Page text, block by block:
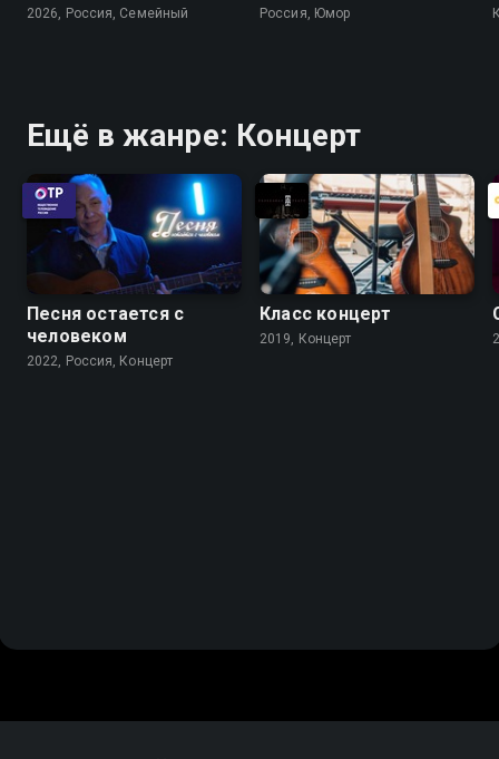
2026, Россия, Cемейный Россия, Юмор
Ещё в жанре: Концерт
Песня остается с
человеком
2022, Россия, Концерт
Класс концерт
2019, Концерт